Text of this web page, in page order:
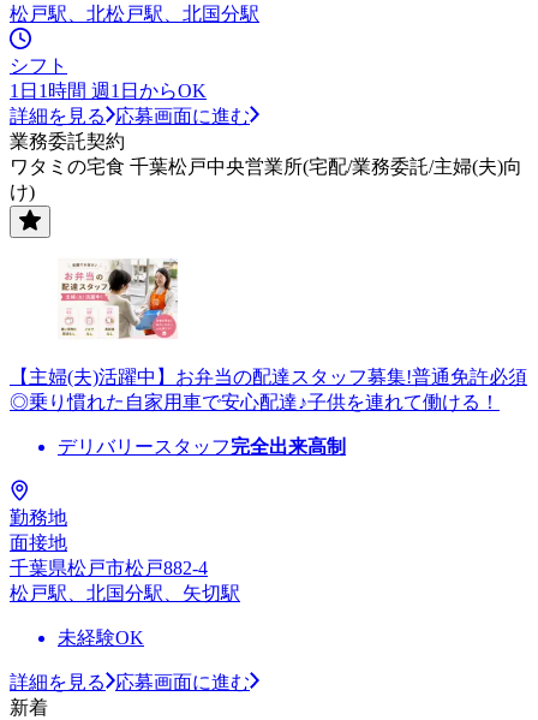
松戸駅、北松戸駅、北国分駅
シフト
1日1時間 週1日からOK
詳細を見る
応募画面に進む
業務委託契約
ワタミの宅食 千葉松戸中央営業所(宅配/業務委託/主婦(夫)向
け)
【主婦(夫)活躍中】お弁当の配達スタッフ募集!普通免許必須
◎乗り慣れた自家用車で安心配達♪子供を連れて働ける！
デリバリースタッフ完全出来高制
勤務地
面接地
千葉県松戸市松戸882-4
松戸駅、北国分駅、矢切駅
未経験OK
詳細を見る
応募画面に進む
新着